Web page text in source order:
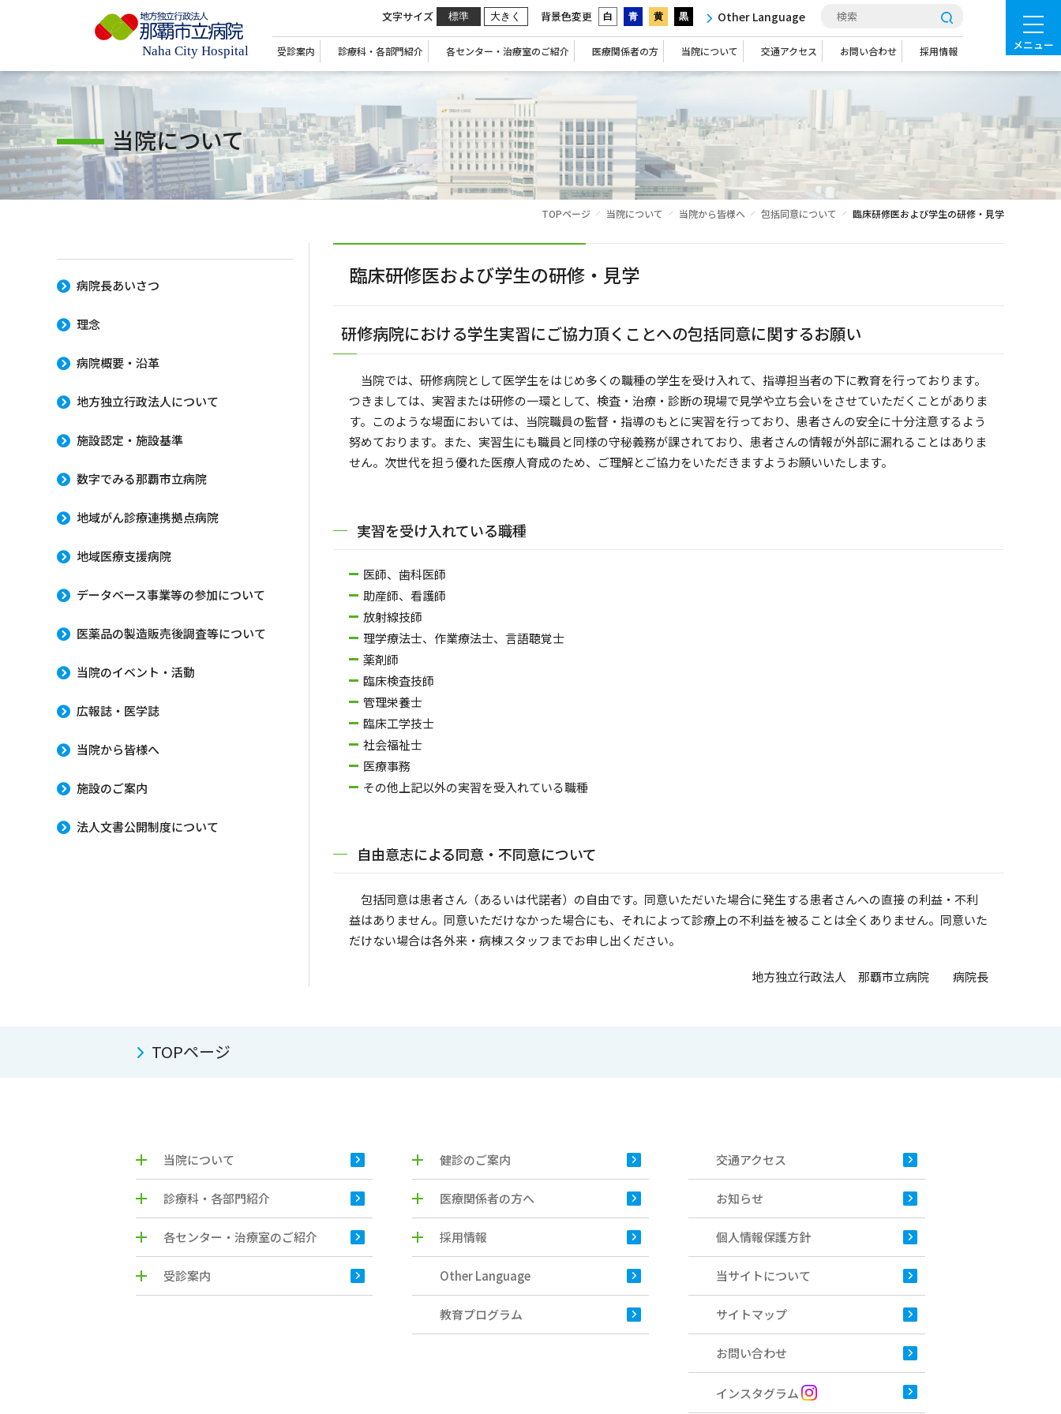
メニュー
文字サイズ 標準 大きく 背景色変更 白 青 黄 黒 Other Language
受診案内 診療科・各部門紹介 各センター・治療室のご紹介 医療関係者の方 当院について 交通アクセス お問い合わせ 採用情報
当院について
TOPページ 当院について 当院から皆様へ 包括同意について 臨床研修医および学生の研修・見学
臨床研修医および学生の研修・見学
研修病院における学生実習にご協力頂くことへの包括同意に関するお願い
当院では、研修病院として医学生をはじめ多くの職種の学生を受け入れて、指導担当者の下に教育を行っております。
つきましては、実習または研修の一環として、検査・治療・診断の現場で見学や立ち会いをさせていただくことがありま
す。このような場面においては、当院職員の監督・指導のもとに実習を行っており、患者さんの安全に十分注意するよう
努めております。また、実習生にも職員と同様の守秘義務が課されており、患者さんの情報が外部に漏れることはありま
せん。次世代を担う優れた医療人育成のため、ご理解とご協力をいただきますようお願いいたします。
実習を受け入れている職種
医師、歯科医師
助産師、看護師
放射線技師
理学療法士、作業療法士、言語聴覚士
薬剤師
臨床検査技師
管理栄養士
臨床工学技士
社会福祉士
医療事務
その他上記以外の実習を受入れている職種
自由意志による同意・不同意について
包括同意は患者さん（あるいは代諾者）の自由です。同意いただいた場合に発生する患者さんへの直接 の利益・不利
益はありません。同意いただけなかった場合にも、それによって診療上の不利益を被ることは全くありません。同意いた
だけない場合は各外来・病棟スタッフまでお申し出ください。
地方独立行政法人 那覇市立病院 病院長
病院長あいさつ
理念
病院概要・沿革
地方独立行政法人について
施設認定・施設基準
数字でみる那覇市立病院
地域がん診療連携拠点病院
地域医療支援病院
データベース事業等の参加について
医薬品の製造販売後調査等について
当院のイベント・活動
広報誌・医学誌
当院から皆様へ
施設のご案内
法人文書公開制度について
TOPページ
当院について
診療科・各部門紹介
各センター・治療室のご紹介
受診案内
健診のご案内
医療関係者の方へ
採用情報
Other Language
教育プログラム
交通アクセス
お知らせ
個人情報保護方針
当サイトについて
サイトマップ
お問い合わせ
インスタグラム